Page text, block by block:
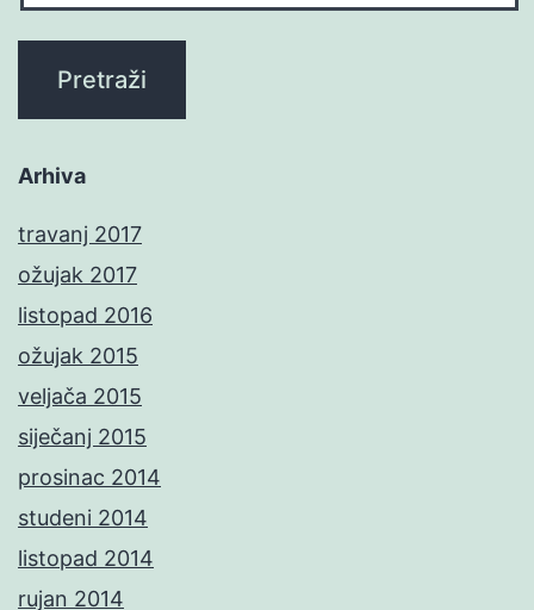
Arhiva
travanj 2017
ožujak 2017
listopad 2016
ožujak 2015
veljača 2015
siječanj 2015
prosinac 2014
studeni 2014
listopad 2014
rujan 2014